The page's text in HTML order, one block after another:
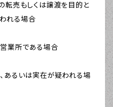
転売もしくは譲渡を目的と
れる場合
業所である場合
あるいは実在が疑われる場